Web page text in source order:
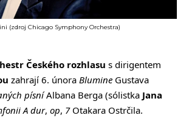
(zdroj Chicago Symphony Orchestra)
Českého rozhlasu s dirigentem
zahrají 6. února Blumine Gustava
písníAlbana Berga (sólistka Jana
A dur, op, 7Otakara Ostrčila.